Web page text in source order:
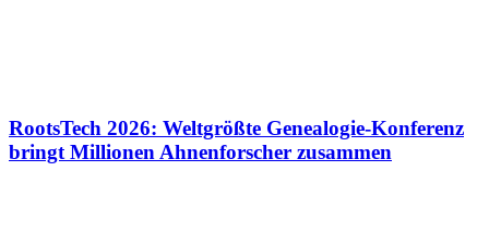
RootsTech 2026: Weltgrößte Genealogie-Konferenz
bringt Millionen Ahnenforscher zusammen